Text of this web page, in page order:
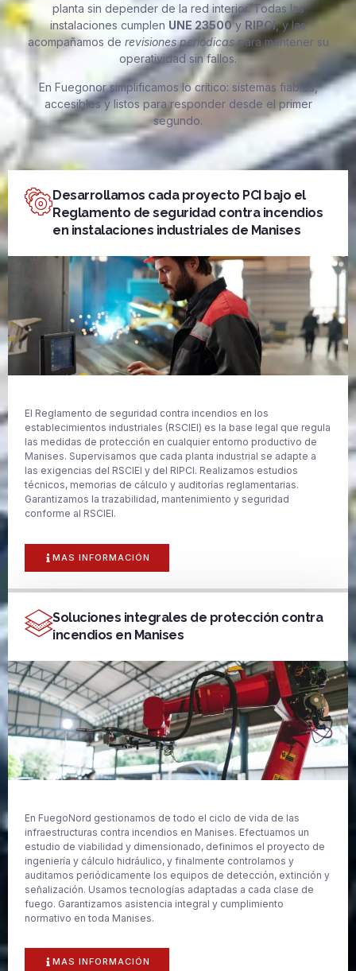
planta sin depender de la red interior. Todas las
instalaciones cumplen UNE 23500y RIPCI, y las
acompañamos de revisiones periódicaspara mantener su
operatividad sin fallos.
En Fuegonor simplificamos lo crítico: sistemas fiables,
accesibles y listos para responder desde el primer
segundo.
Desarrollamos cada proyecto PCI bajo el
Reglamento de seguridad contra incendios
en instalaciones industriales de Manises
El Reglamento de seguridad contra incendios en los
establecimientos industriales (RSCIEI) es la base legal que regula
las medidas de protección en cualquier entorno productivo de
Manises. Supervisamos que cada planta industrial se adapte a
las exigencias del RSCIEI y del RIPCI. Realizamos estudios
técnicos, memorias de cálculo y auditorías reglamentarias.
Garantizamos la trazabilidad, mantenimiento y seguridad
conforme al RSCIEI.
MAS INFORMACIÓN
Soluciones integrales de protección contra
incendios en Manises
En FuegoNord gestionamos de todo el ciclo de vida de las
infraestructuras contra incendios en Manises. Efectuamos un
estudio de viabilidad y dimensionado, definimos el proyecto de
ingeniería y cálculo hidráulico, y finalmente controlamos y
auditamos periódicamente los equipos de detección, extinción y
señalización. Usamos tecnologías adaptadas a cada clase de
fuego. Garantizamos asistencia integral y cumplimiento
normativo en toda Manises.
MAS INFORMACIÓN